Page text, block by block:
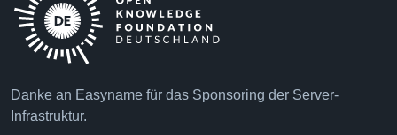
Danke an Easyname für das Sponsoring der Server-
Infrastruktur.